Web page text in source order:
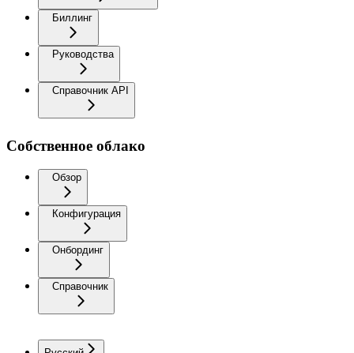
Биллинг
Руководства
Справочник API
Собственное облако
Обзор
Конфигурация
Онбординг
Справочник